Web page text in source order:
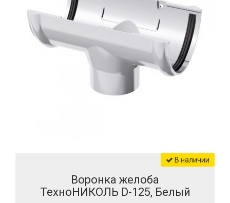
В наличии
Воронка желоба
ТехноНИКОЛЬ D-125, Белый